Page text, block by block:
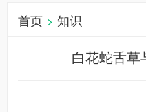
首页 > 知识
白花蛇舌草